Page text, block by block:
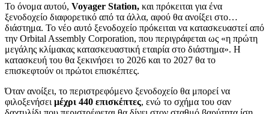
Το όνομα αυτού, Voyager Station, και πρόκειται για ένα
ξενοδοχείο διαφορετικό από τα άλλα, αφού θα ανοίξει στο…
διάστημα. Το νέο αυτό ξενοδοχείο πρόκειται να κατασκευαστεί από
την Orbital Assembly Corporation, που περιγράφεται ως «η πρώτη
μεγάλης κλίμακας κατασκευαστική εταιρία στο διάστημα». Η
κατασκευή του θα ξεκινήσει το 2026 και το 2027 θα το
επισκεφτούν οι πρώτοι επισκέπτες.
Όταν ανοίξει, το περιστρεφόμενο ξενοδοχείο θα μπορεί να
φιλοξενήσει μέχρι 440 επισκέπτες, ενώ το σχήμα του σαν